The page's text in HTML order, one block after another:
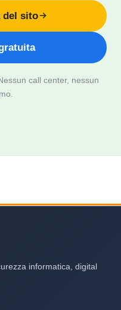
del sito
call center, nessun
informatica, digital